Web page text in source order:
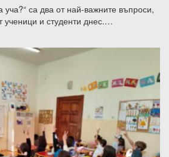
уча?“ са два от най-важните въпроси,
ученици и студенти днес.…